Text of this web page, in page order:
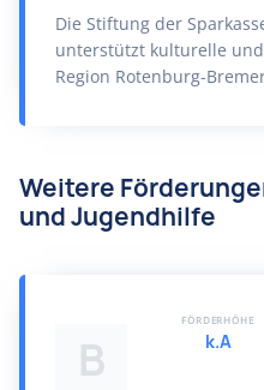
Die Stiftung der
unterstützt kulturelle
Region Rotenburg-
Weitere
und Jugendhilfe
B
FÖRDERHÖHE
k.A